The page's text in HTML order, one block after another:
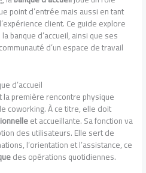
point d’entrée mais aussi en tant
client. Ce guide explore
banque d’accueil, ainsi que ses
d’un espace de travail
d’accueil
la première rencontre physique
coworking. À ce titre, elle doit
et accueillante. Sa fonction va
des utilisateurs. Elle sert de
l’orientation et l’assistance, ce
des opérations quotidiennes.